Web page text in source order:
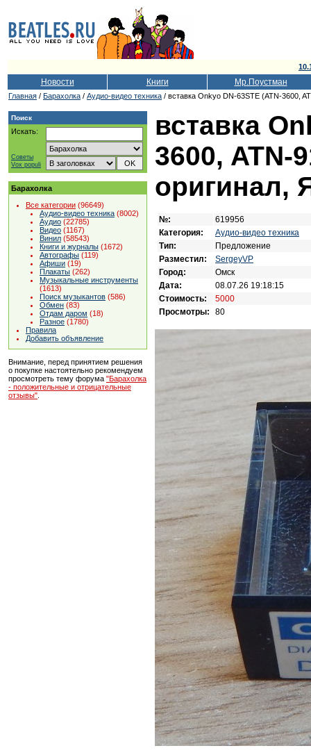
Новости Книги Мр.Поустман
Главная / Барахолка / Аудио-видео техника / вставка Onkyo DN-63STE (ATN-3600,
Поиск
Искать:
Советы
Vox populi
Барахолка
Все категории (96649)
Аудио-видео техника (8002)
Аудио (22785)
Видео (1167)
Винил (58543)
Книги и журналы (1672)
Автографы (119)
Афиши (19)
Плакаты (262)
Музыкальные инструменты
(1613)
Поиск музыкантов (586)
Обмен (83)
Отдам даром (18)
Разное (1780)
Правила
Добавить объявление
Внимание, перед принятием решения
о покупке настоятельно рекомендуем
просмотреть тему форума "Барахолка
- положительные и отрицательные
отзывы"
вставка
3600, ATN-
оригинал,
№:
619956
Категория:
Аудио-видео техника
Тип:
Предложение
Разместил:
SergeyVP
Город:
Омск
Дата:
08.07.26 19:18:15
Стоимость:
5000
Просмотры:
80